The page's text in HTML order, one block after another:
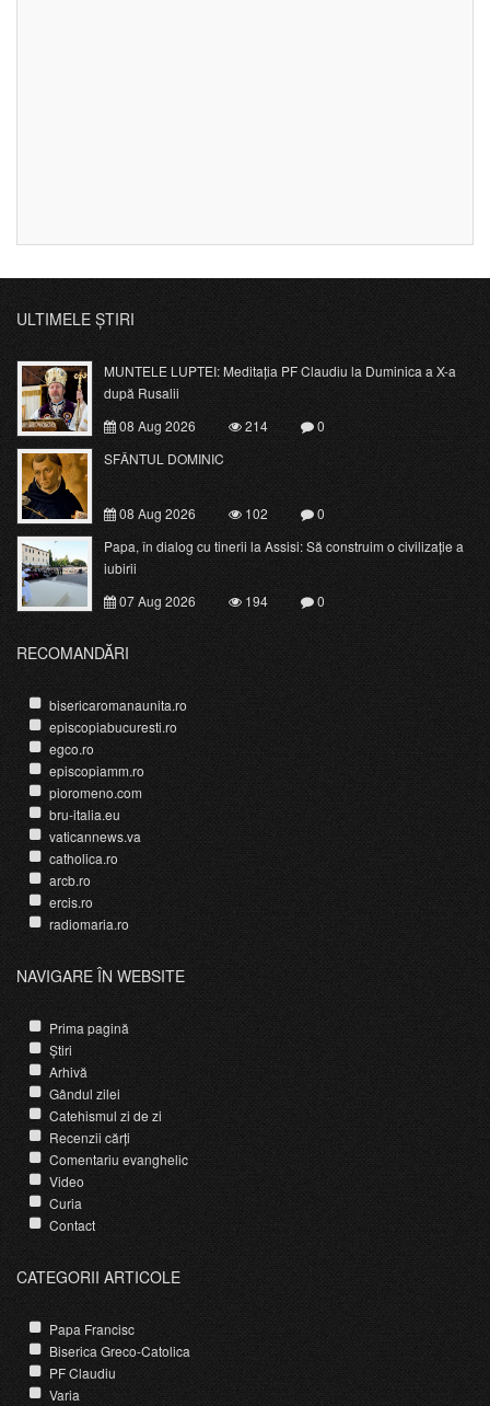
ULTIMELE ȘTIRI
MUNTELE LUPTEI: Meditația PF Claudiu la Duminica a X-a
după Rusalii
08 Aug 2026
214
0
SFÂNTUL DOMINIC
08 Aug 2026 102
0
Papa, în dialog cu tinerii la Assisi: Să construim o civilizație a
iubirii
07 Aug 2026
194 0
RECOMANDĂRI
bisericaromanaunita.ro
episcopiabucuresti.ro
egco.ro
episcopiamm.ro
pioromeno.com
bru-italia.eu
vaticannews.va
catholica.ro
arcb.ro
ercis.ro
radiomaria.ro
NAVIGARE ÎN WEBSITE
Prima pagină
Știri
Arhivă
Gândul zilei
Catehismul zi de zi
Recenzii cărți
Comentariu evanghelic
Video
Curia
Contact
CATEGORII ARTICOLE
Papa Francisc
Biserica Greco-Catolica
PF Claudiu
Varia